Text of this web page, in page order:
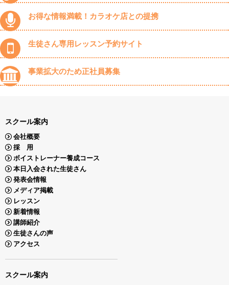
お得な情報満載！カラオケ店との提携
生徒さん専用レッスン予約サイト
事業拡大のため正社員募集
スクール案内
会社概要
採 用
ボイストレーナー養成コース
本日入会された生徒さん
発表会情報
メディア掲載
レッスン
新着情報
講師紹介
生徒さんの声
アクセス
スクール案内